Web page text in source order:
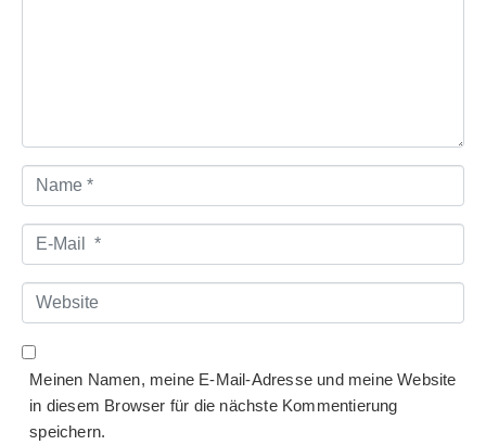
Name
*
E-
Mail
*Website
Meinen Namen, meine E-Mail-Adresse und meine Website
in diesem Browser für die nächste Kommentierung
speichern.